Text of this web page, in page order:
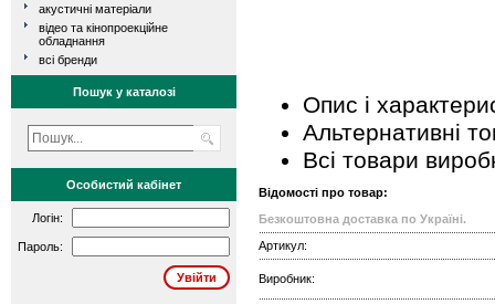
акустичні матеріали
відео та кінопроекційне
обладнання
всі бренди
Пошук у каталозі
Особистий кабінет
Логін:
Пароль:
Опис і
Альтернативні
Всі товари
Відомості про товар:
Безкоштовна доставка по Україні.
Артикул:
Виробник: